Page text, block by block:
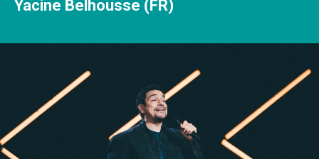
Yacine Belhousse (FR)